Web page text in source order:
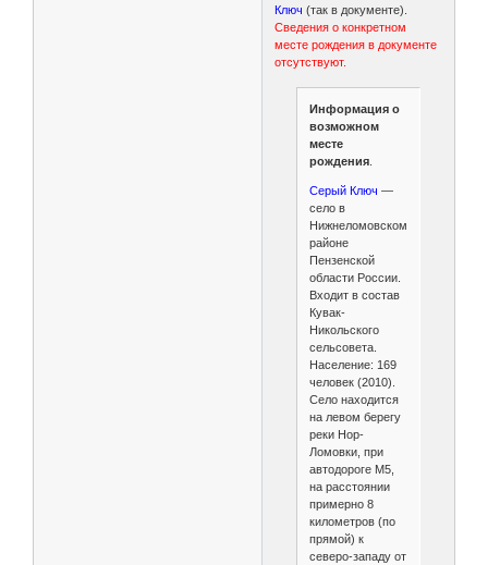
Ключ(так в документе).
Сведения о конкретном
месте рождения в документе
отсутствуют.
Информация о
возможном
месте
рождения.
Серый Ключ —
село в
Нижнеломовском
районе
Пензенской
области России.
Входит в состав
Кувак-
Никольского
сельсовета.
Население: 169
человек (2010).
Село находится
на левом берегу
реки Нор-
Ломовки, при
автодороге М5,
на расстоянии
примерно 8
километров (по
прямой) к
северо-западу от